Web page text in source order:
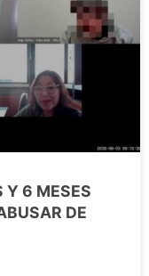
Y 6 MESES
DE